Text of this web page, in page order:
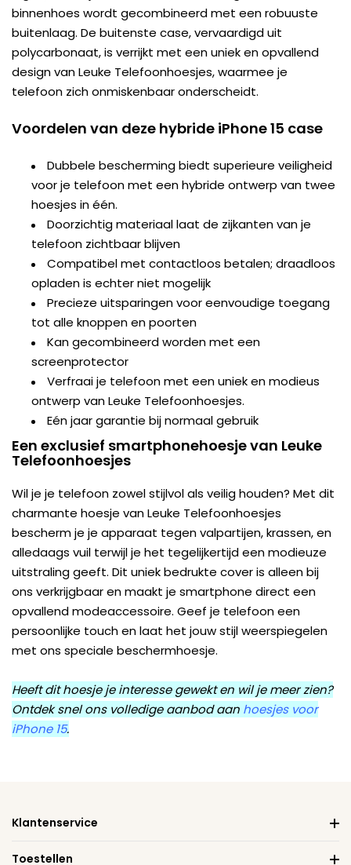
binnenhoes wordt gecombineerd met een robuuste
buitenlaag. De buitenste case, vervaardigd uit
polycarbonaat, is verrijkt met een uniek en opvallend
design van Leuke Telefoonhoesjes, waarmee je
telefoon zich onmiskenbaar onderscheidt.
Voordelen van deze hybride iPhone 15 case
Dubbele bescherming biedt superieure veiligheid
voor je telefoon met een hybride ontwerp van twee
hoesjes in één.
Doorzichtig materiaal laat de zijkanten van je
telefoon zichtbaar blijven
Compatibel met contactloos betalen; draadloos
opladen is echter niet mogelijk
Precieze uitsparingen voor eenvoudige toegang
tot alle knoppen en poorten
Kan gecombineerd worden met een
screenprotector
Verfraai je telefoon met een uniek en modieus
ontwerp van Leuke Telefoonhoesjes.
Eén jaar garantie bij normaal gebruik
Een exclusief smartphonehoesje van Leuke
Telefoonhoesjes
Wil je je telefoon zowel stijlvol als veilig houden? Met dit
charmante hoesje van Leuke Telefoonhoesjes
bescherm je je apparaat tegen valpartijen, krassen, en
alledaags vuil terwijl je het tegelijkertijd een modieuze
uitstraling geeft. Dit uniek bedrukte cover is alleen bij
ons verkrijgbaar en maakt je smartphone direct een
opvallend modeaccessoire. Geef je telefoon een
persoonlijke touch en laat het jouw stijl weerspiegelen
met ons speciale beschermhoesje.
Heeft dit hoesje je interesse gewekt en wil je meer zien?
Ontdek snel ons volledige aanbod aan hoesjes voor
iPhone 15.
Klantenservice
Toestellen